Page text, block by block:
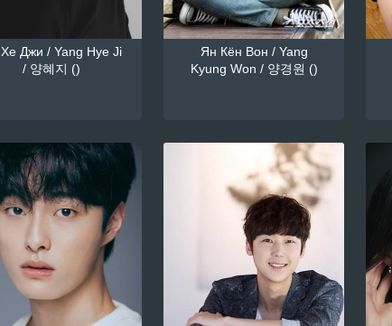
Джи / Yang Hye Ji
/ 양혜지 ()
Ян Кён Вон / Yang
Kyung Won / 양경원 ()